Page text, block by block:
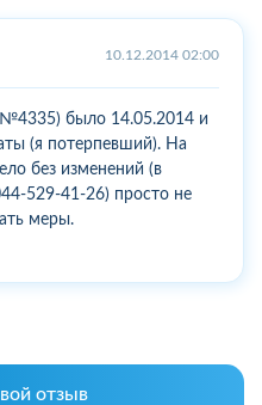
10.12.2014 02:00
№4335) было 14.05.2014 и
(я потерпевший). На
без изменений (в
529-41-26) просто не
меры.
отзыв